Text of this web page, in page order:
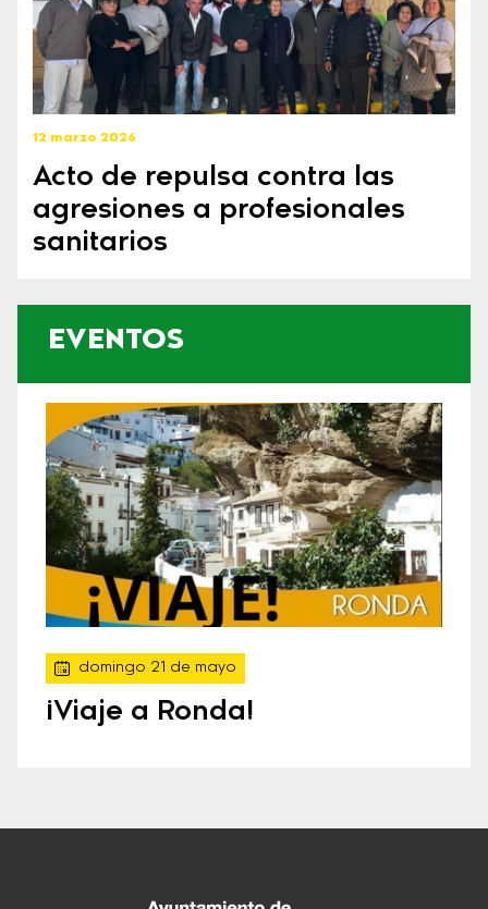
12 marzo 2026
Acto de repulsa contra las
agresiones a profesionales
sanitarios
EVENTOS
domingo 21 de mayo
¡Viaje a Ronda!